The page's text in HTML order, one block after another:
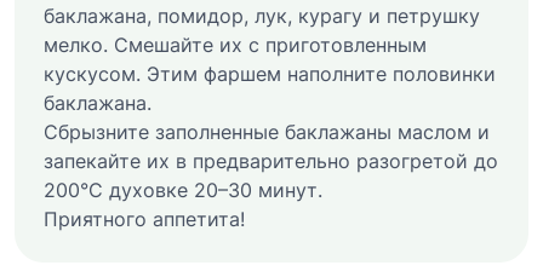
баклажана, помидор, лук, курагу и петрушку
мелко. Смешайте их с приготовленным
кускусом. Этим фаршем наполните половинки
баклажана.
Сбрызните заполненные баклажаны маслом и
запекайте их в предварительно разогретой до
200°C духовке 20–30 минут.
Приятного аппетита!